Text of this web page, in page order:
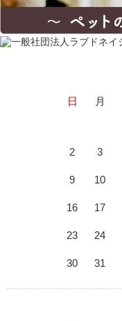
日 月
2 3
9 10
16 17
23 24
30 31